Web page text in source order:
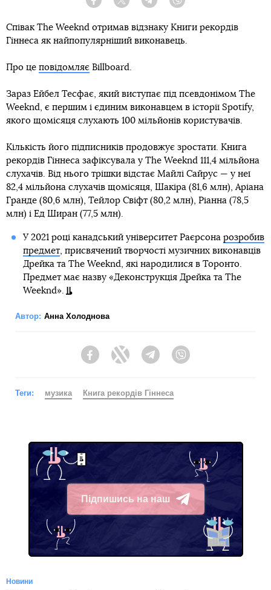
Facebook Twitter Telegram
Співак The Weeknd отримав відзнаку Книги рекордів
Гіннеса як найпопулярніший виконавець.
Про це повідомляє Billboard.
Зараз Ейбел Тесфає, який виступає під псевдонімом The
Weeknd, є першим і єдиним виконавцем в історії Spotify,
якого щомісяця слухають 100 мільйонів користувачів.
Кількість його підписників продовжує зростати. Книга
рекордів Гіннеса зафіксувала у The Weeknd 111,4 мільйона
слухачів. Від нього трішки відстає Майлі Сайрус — у неї
82,4 мільйона слухачів щомісяця, Шакіра (81,6 млн), Аріана
Гранде (80,6 млн), Тейлор Свіфт (80,2 млн), Ріанна (78,5
млн) і Ед Ширан (77,5 млн).
У 2021 році канадський університет Раєрсона розробив
предмет, присвячений творчості музичних виконавців
Дрейка та The Weeknd, які народилися в Торонто.
Предмет має назву «Деконструкція Дрейка та The
Weeknd».
Автор: Анна Холоднова
FacebookTwitter Telegram
Теги: музика Книга рекордів Гіннеса
Підпишись на наш
Telegram
Новини